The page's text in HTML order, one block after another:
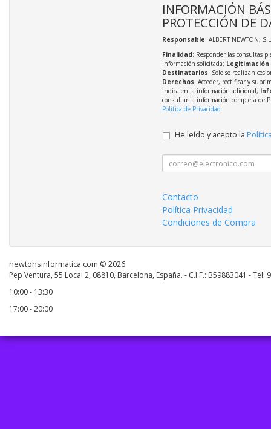
INFORMACIÓN
PROTECCIÓN DE
Responsable: ALBERT NEWTON,
Finalidad: Responder las consultas
información solicitada; Legitimación
Destinatarios: Solo se realizan
Derechos: Acceder, rectificar y
indica en la información adicional;
consultar la información completa de
Política de Privacidad.
He leído y acepto la
Contacto
Política Privacidad
Condiciones de Compra
newtonsinformatica.com © 2026
Pep Ventura, 55 Local 2, 08810, Barcelona, España. - C.I.F.: B59883041 - Tel:
10:00 - 13:30
17:00 - 20:00